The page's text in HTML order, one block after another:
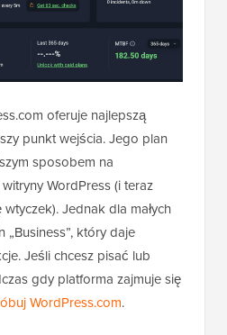
oferuje najlepszą
punkt wejścia. Jego plan
sposobem na
WordPress (i teraz
Jednak dla małych
„Business”, który daje
Jeśli chcesz pisać lub
gdy platforma zajmuje się
WordPress.com.